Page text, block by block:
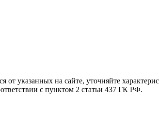
от указанных на сайте, уточняйте
с пунктом 2 статьи 437 ГК РФ.